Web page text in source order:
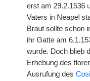
erst am 29.2.1536
Vaters in Neapel
Braut sollte schon
ihr Gatte am
wurde. Doch blieb
Erhebung des
Ausrufung des